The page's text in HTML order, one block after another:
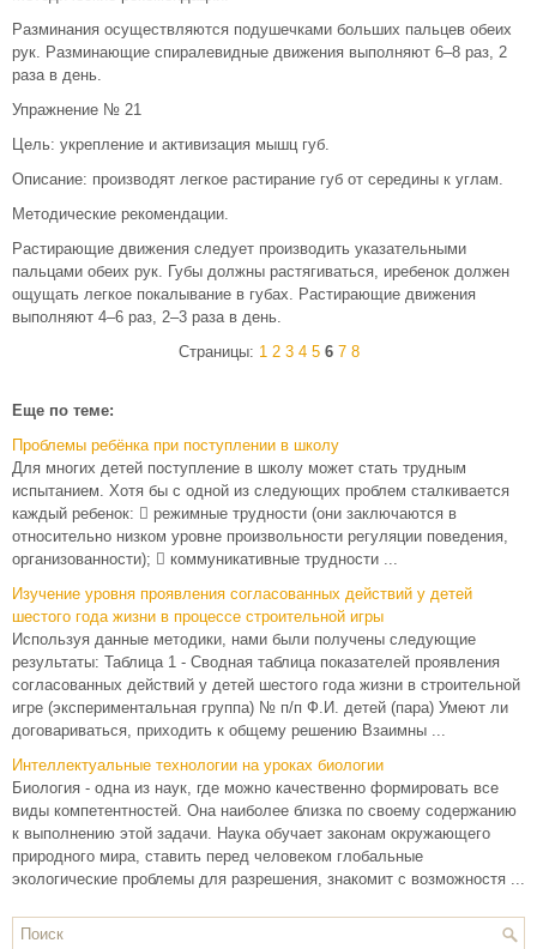
Разминания осуществляются подушечками больших пальцев обеих
рук. Разминающие спиралевидные движения выполняют 6–8 раз, 2
раза в день.
Упражнение № 21
Цель: укрепление и активизация мышц губ.
Описание: производят легкое растирание губ от середины к углам.
Методические рекомендации.
Растирающие движения следует производить указательными
пальцами обеих рук. Губы должны растягиваться, иребенок должен
ощущать легкое покалывание в губах. Растирающие движения
выполняют 4–6 раз, 2–3 раза в день.
Страницы: 1 2 3 4 5 6 7 8
Еще по теме:
Проблемы ребёнка при поступлении в школу
Для многих детей поступление в школу может стать трудным
испытанием. Хотя бы с одной из следующих проблем сталкивается
каждый ребенок:  режимные трудности (они заключаются в
относительно низком уровне произвольности регуляции поведения,
организованности);  коммуникативные трудности ...
Изучение уровня проявления согласованных действий у детей
шестого года жизни в процессе строительной игры
Используя данные методики, нами были получены следующие
результаты: Таблица 1 - Сводная таблица показателей проявления
согласованных действий у детей шестого года жизни в строительной
игре (экспериментальная группа) № п/п Ф.И. детей (пара) Умеют ли
договариваться, приходить к общему решению Взаимны ...
Интеллектуальные технологии на уроках биологии
Биология - одна из наук, где можно качественно формировать все
виды компетентностей. Она наиболее близка по своему содержанию
к выполнению этой задачи. Наука обучает законам окружающего
природного мира, ставить перед человеком глобальные
экологические проблемы для разрешения, знакомит с возможностя ...